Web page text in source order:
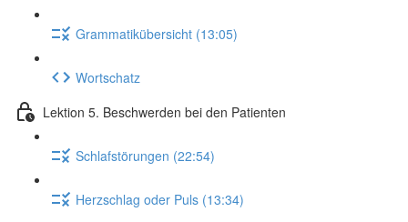
Grammatikübersicht (13:05)
Wortschatz
Lektion 5. Beschwerden bei den Patienten
Schlafstörungen (22:54)
Herzschlag oder Puls (13:34)